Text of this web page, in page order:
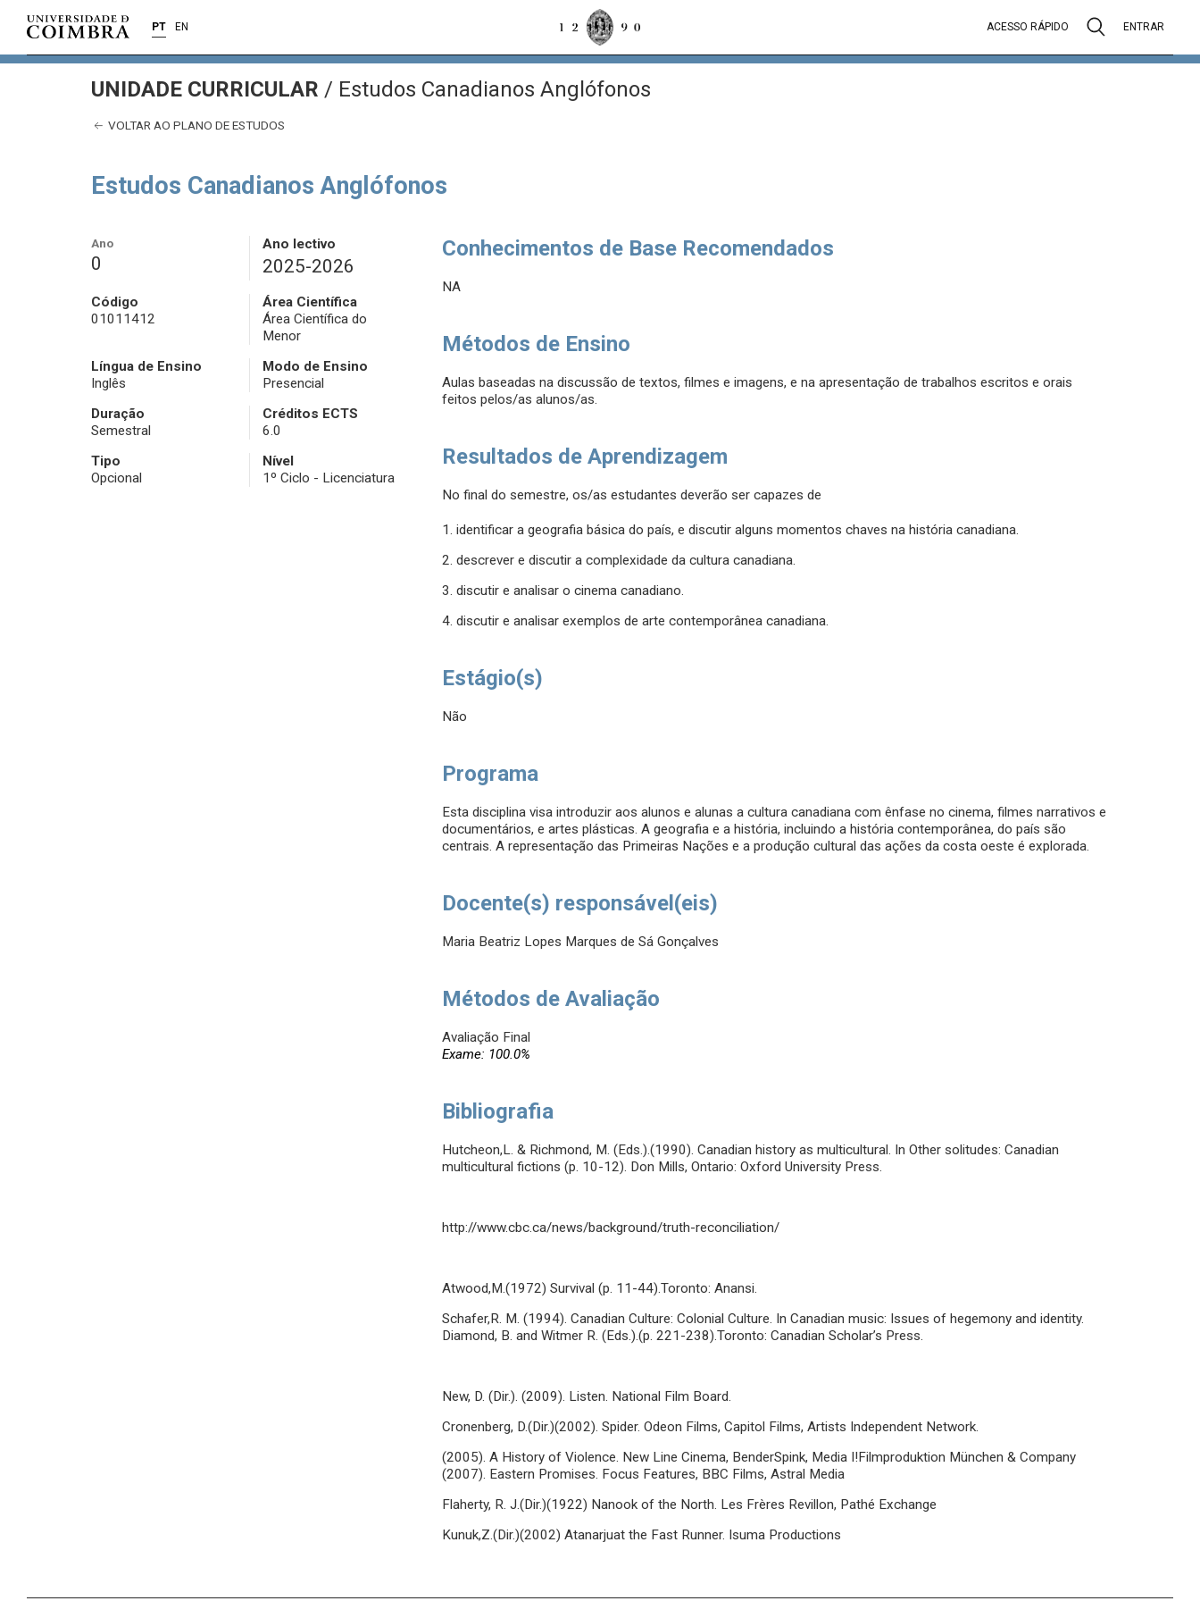
PT EN ACESSO RÁPIDO ENTRAR
UNIDADE CURRICULAR / Estudos Canadianos Anglófonos
VOLTAR AO PLANO DE ESTUDOS
Estudos Canadianos Anglófonos
Ano
0
Ano lectivo
2025-2026
Código
01011412
Área Científica
Área Científica do
Menor
Língua de Ensino
Inglês
Modo de Ensino
Presencial
Duração
Semestral
Créditos ECTS
6.0
Tipo
Opcional
Nível
1º Ciclo - Licenciatura
Conhecimentos de Base Recomendados
NA
Métodos de Ensino
Aulas baseadas na discussão de textos, filmes e imagens, e na apresentação de trabalhos escritos e orais
feitos pelos/as alunos/as.
Resultados de Aprendizagem
No final do semestre, os/as estudantes deverão ser capazes de
1. identificar a geografia básica do país, e discutir alguns momentos chaves na história canadiana.
2. descrever e discutir a complexidade da cultura canadiana.
3. discutir e analisar o cinema canadiano.
4. discutir e analisar exemplos de arte contemporânea canadiana.
Estágio(s)
Não
Programa
Esta disciplina visa introduzir aos alunos e alunas a cultura canadiana com ênfase no cinema, filmes narrativos e
documentários, e artes plásticas. A geografia e a história, incluindo a história contemporânea, do país são
centrais. A representação das Primeiras Nações e a produção cultural das ações da costa oeste é explorada.
Docente(s) responsável(eis)
Maria Beatriz Lopes Marques de Sá Gonçalves
Métodos de Avaliação
Avaliação Final
Exame: 100.0%
Bibliografia
Hutcheon,L. & Richmond, M. (Eds.).(1990). Canadian history as multicultural. In Other solitudes: Canadian
multicultural fictions (p. 10-12). Don Mills, Ontario: Oxford University Press.
http://www.cbc.ca/news/background/truth-reconciliation/
Atwood,M.(1972) Survival (p. 11-44).Toronto: Anansi.
Schafer,R. M. (1994). Canadian Culture: Colonial Culture. In Canadian music: Issues of hegemony and identity.
Diamond, B. and Witmer R. (Eds.).(p. 221-238).Toronto: Canadian Scholar’s Press.
New, D. (Dir.). (2009). Listen. National Film Board.
Cronenberg, D.(Dir.)(2002). Spider. Odeon Films, Capitol Films, Artists Independent Network.
(2005). A History of Violence. New Line Cinema, BenderSpink, Media I!Filmproduktion München & Company
(2007). Eastern Promises. Focus Features, BBC Films, Astral Media
Flaherty, R. J.(Dir.)(1922) Nanook of the North. Les Frères Revillon, Pathé Exchange
Kunuk,Z.(Dir.)(2002) Atanarjuat the Fast Runner. Isuma Productions